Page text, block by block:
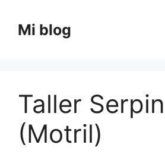
contenido
Mi blog
Taller Serpin
(Motril)